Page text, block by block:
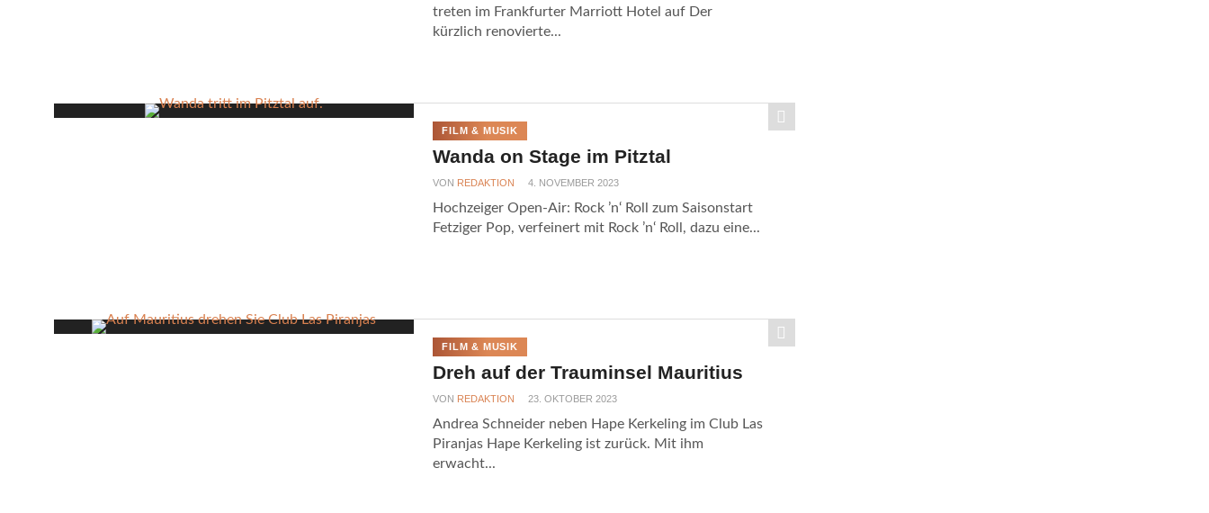
treten im Frankfurter Marriott Hotel auf Der
kürzlich renovierte...
FILM & MUSIK
Wanda on Stage im Pitztal
VON REDAKTION 4. NOVEMBER 2023
Hochzeiger Open-Air: Rock ’n‘ Roll zum Saisonstart
Fetziger Pop, verfeinert mit Rock ’n‘ Roll, dazu eine...
FILM & MUSIK
Dreh auf der Trauminsel Mauritius
VON REDAKTION 23. OKTOBER 2023
Andrea Schneider neben Hape Kerkeling im Club Las
Piranjas Hape Kerkeling ist zurück. Mit ihm
erwacht...